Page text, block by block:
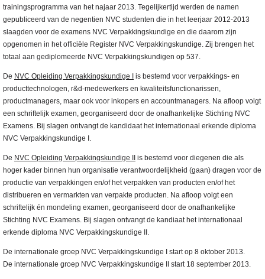
trainingsprogramma van het najaar 2013. Tegelijkertijd werden de namen
gepubliceerd van de negentien NVC studenten die in het leerjaar 2012-2013
slaagden voor de examens NVC Verpakkingskundige en die daarom zijn
opgenomen in het officiële Register NVC Verpakkingskundige. Zij brengen het
totaal aan gediplomeerde NVC Verpakkingskundigen op 537.
De NVC Opleiding Verpakkingskundige I
is bestemd voor verpakkings- en
producttechnologen, r&d-medewerkers en kwaliteitsfunctionarissen,
productmanagers, maar ook voor inkopers en accountmanagers. Na afloop volgt
een schriftelijk examen, georganiseerd door de onafhankelijke Stichting NVC
Examens. Bij slagen ontvangt de kandidaat het internationaal erkende diploma
NVC Verpakkingskundige I.
De NVC Opleiding Verpakkingskundige II
is bestemd voor diegenen die als
hoger kader binnen hun organisatie verantwoordelijkheid (gaan) dragen voor de
productie van verpakkingen en/of het verpakken van producten en/of het
distribueren en vermarkten van verpakte producten. Na afloop volgt een
schriftelijk én mondeling examen, georganiseerd door de onafhankelijke
Stichting NVC Examens. Bij slagen ontvangt de kandiaat het internationaal
erkende diploma NVC Verpakkingskundige II.
De internationale groep NVC Verpakkingskundige I start op 8 oktober 2013.
De internationale groep NVC Verpakkingskundige II start 18 september 2013.